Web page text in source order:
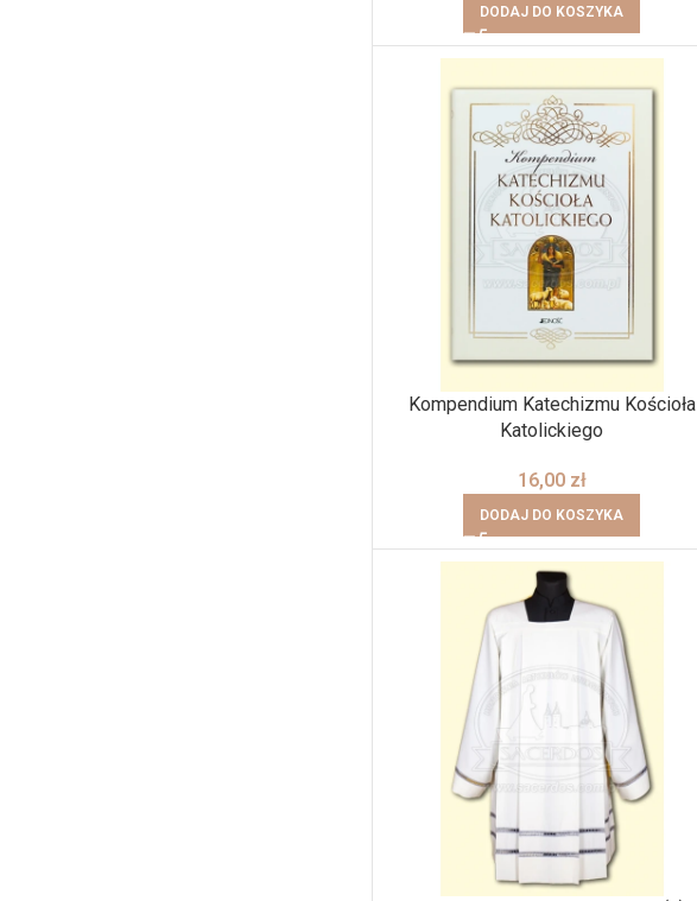
DODAJ DO KOSZYKA
Kompendium Katechizmu Kościoła
Katolickiego
16,00 zł
DODAJ DO KOSZYKA